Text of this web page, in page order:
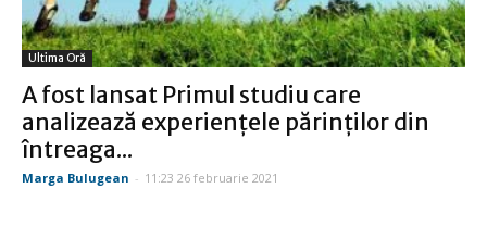
Ultima Oră
A fost lansat Primul studiu care
analizează experiențele părinților din
întreaga...
Marga Bulugean - 11:23 26 februarie 2021